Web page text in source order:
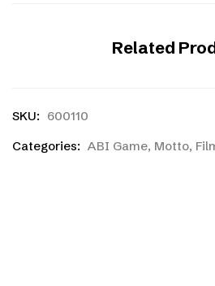
Related
SKU: 600110
Categories: ABI Game, Motto,